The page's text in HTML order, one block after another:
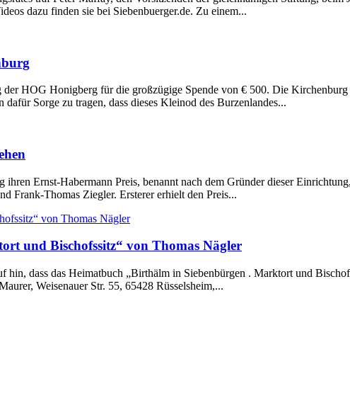
dazu finden sie bei Siebenbuerger.de. Zu einem...
HOG Honigberg für die großzügige Spende von € 500. Die
Sorge zu tragen, dass dieses Kleinod des Burzenlandes...
Ernst-Habermann Preis, benannt nach dem Gründer dieser
Frank-Thomas Ziegler. Ersterer erhielt den Preis...
und Bischofssitz“ von Thomas Nägler
dass das Heimatbuch „Birthälm in Siebenbürgen . Marktort und
Weisenauer Str. 55, 65428 Rüsselsheim,...